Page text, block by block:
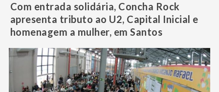
Com entrada solidária, Concha Rock
apresenta tributo ao U2, Capital Inicial e
homenagem a mulher, em Santos